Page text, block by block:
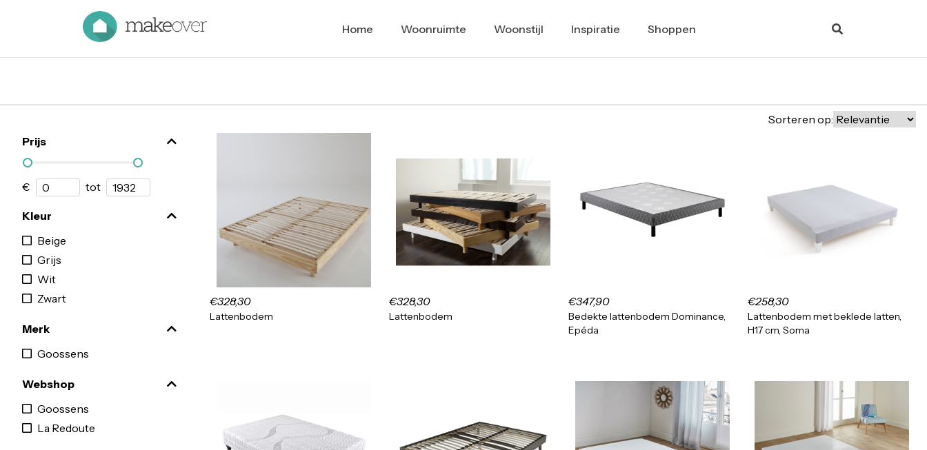
Home Woonruimte Woonstijl Inspiratie Shoppen
Prijs
€ tot
Kleur
Beige
Grijs
Wit
Zwart
Merk
Goossens
Webshop
Goossens
La Redoute
Sorteren op:
€328,30
Lattenbodem
€328,30
Lattenbodem
€347,90
Bedekte lattenbodem Dominance,
Epéda
€258,30
Lattenbodem met beklede latten,
H17 cm, Soma